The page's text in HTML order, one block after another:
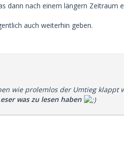
dann nach einem längern Zeitraum
auch weiterhin geben.
wie prolemlos der Umtieg klappt
was zu lesen haben